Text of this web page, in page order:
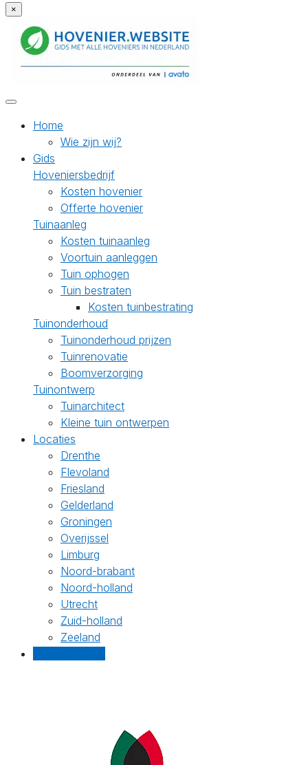
×
Home
Wie zijn wij?
Gids
Hoveniersbedrijf
Kosten hovenier
Offerte hovenier
Tuinaanleg
Kosten tuinaanleg
Voortuin aanleggen
Tuin ophogen
Tuin bestraten
Kosten tuinbestrating
Tuinonderhoud
Tuinonderhoud prijzen
Tuinrenovatie
Boomverzorging
Tuinontwerp
Tuinarchitect
Kleine tuin ontwerpen
Locaties
Drenthe
Flevoland
Friesland
Gelderland
Groningen
Overijssel
Limburg
Noord-brabant
Noord-holland
Utrecht
Zuid-holland
Zeeland